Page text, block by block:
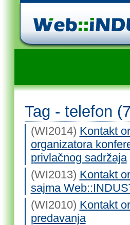
Tag - telefon
(WI2014) Kontakt
organizatora
privlačnog sadržaja
(WI2013) Kontakt
sajma
(WI2010) Kontakt
predavanja